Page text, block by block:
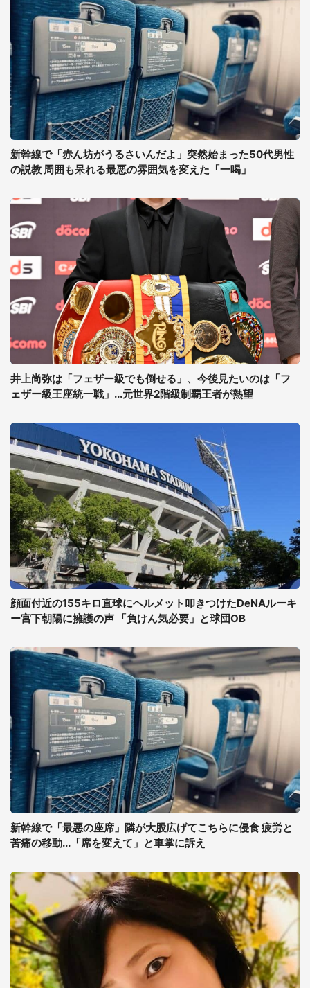
新幹線で「赤ん坊がうるさいんだよ」突然始まった50代男性
の説教 周囲も呆れる最悪の雰囲気を変えた「一喝」
井上尚弥は「フェザー級でも倒せる」、今後見たいのは「フ
ェザー級王座統一戦」...元世界2階級制覇王者が熱望
顔面付近の155キロ直球にヘルメット叩きつけたDeNAルーキ
ー宮下朝陽に擁護の声 「負けん気必要」と球団OB
新幹線で「最悪の座席」隣が大股広げてこちらに侵食 疲労と
苦痛の移動...「席を変えて」と車掌に訴え